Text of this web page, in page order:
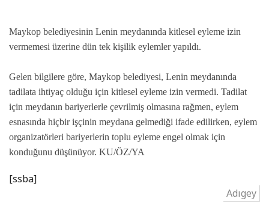
Maykop belediyesinin Lenin meydanında kitlesel eyleme izin
vermemesi üzerine dün tek kişilik eylemler yapıldı.
Gelen bilgilere göre, Maykop belediyesi, Lenin meydanında
tadilata ihtiyaç olduğu için kitlesel eyleme izin vermedi. Tadilat
için meydanın bariyerlerle çevrilmiş olmasına rağmen, eylem
esnasında hiçbir işçinin meydana gelmediği ifade edilirken, eylem
organizatörleri bariyerlerin toplu eyleme engel olmak için
konduğunu düşünüyor. KU/ÖZ/YA
[ssba]
Adıgey